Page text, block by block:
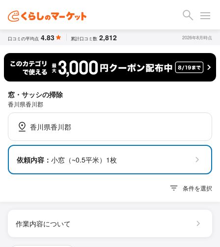
口コミの平均点 4.83 累計口コミ数 2,812 2026年8月時点
窓・サッシの掃除
香川県香川郡
香川県香川郡
依頼内容： 小窓（~0.5平米）1枚
条件を選択
作業内容について